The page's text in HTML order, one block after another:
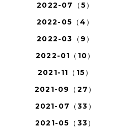
2022-07（5）
2022-05（4）
2022-03（9）
2022-01（10）
2021-11（15）
2021-09（27）
2021-07（33）
2021-05（33）